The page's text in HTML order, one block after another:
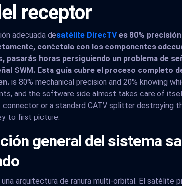
receptor
adecuada desatélite DirecTVes 80%
conéctala con los componentes
pasarás horas persiguiendo un problema de
SWM. Esta guía cubre el proceso completo
is 80% mechanical precision and 20% knowing
and the software side almost takes care of
connector or a standard CATV splitter destroying
to first picture.
general del sistema
arquitectura de ranura multi-orbital. El satélite